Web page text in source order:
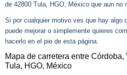
de 42800 Tula, HGO, México que aun no
Si por cualquier motivo ves que hay algo
puede mejorar o simplemente quieres
hacerlo en el pie de esta página.
Mapa de carretera entre
Tula, HGO, México